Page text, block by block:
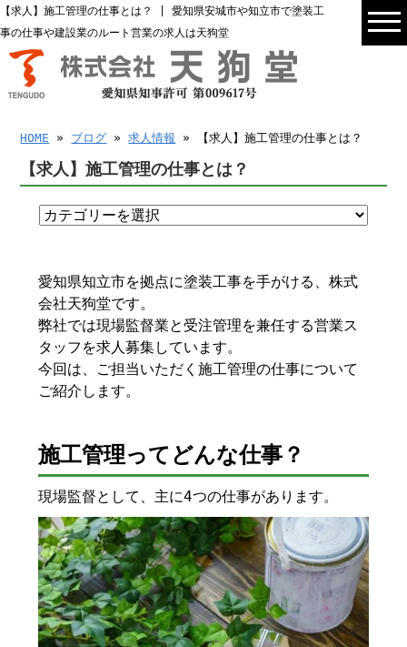
【求人】施工管理の仕事とは？ | 愛知県安城市や知立市で塗装工
事の仕事や建設業のルート営業の求人は天狗堂
HOME » ブログ »求人情報 » 【求人】施工管理の仕事とは？
【求人】施工管理の仕事とは？
愛知県知立市を拠点に塗装工事を手がける、株式
会社天狗堂です。
弊社では現場監督業と受注管理を兼任する営業ス
タッフを求人募集しています。
今回は、ご担当いただく施工管理の仕事について
ご紹介します。
施工管理ってどんな仕事？
現場監督として、主に4つの仕事があります。